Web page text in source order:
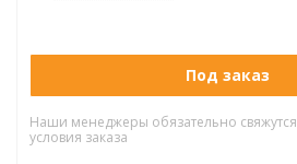
Под заказ
Наши менеджеры обязательно
условия заказа